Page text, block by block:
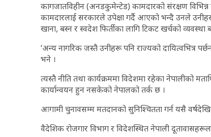
कागजातविहीन (अनडकुमेन्टेड) कामदारको संरक्षण
कामदारलाई सरकारले उपेक्षा गर्दै आएको भन्दै उनले
खाना, बस्न र स्वदेश फिर्तीका लागि टिकट खर्चको
‘अन्य नागरिक जस्तै उनीहरू पनि राज्यको दायित्वभित्र
भने ।
त्यस्तै नीति तथा कार्यक्रममा विदेशमा रहेका नेपालीको
कार्यान्वयन हुन नसकेको नेपालको तर्क छ ।
आगामी चुनावसम्म मतदानको सुनिश्चितता गर्न यसै
वैदेशिक रोजगार विभाग र विदेशस्थित नेपाली